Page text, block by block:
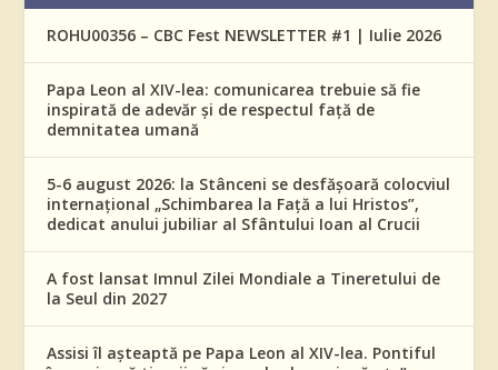
ROHU00356 – CBC Fest NEWSLETTER #1 | Iulie 2026
Papa Leon al XIV-lea: comunicarea trebuie să fie
inspirată de adevăr și de respectul față de
demnitatea umană
5-6 august 2026: la Stânceni se desfășoară colocviul
internațional „Schimbarea la Față a lui Hristos”,
dedicat anului jubiliar al Sfântului Ioan al Crucii
A fost lansat Imnul Zilei Mondiale a Tineretului de
la Seul din 2027
Assisi îl așteaptă pe Papa Leon al XIV-lea. Pontiful